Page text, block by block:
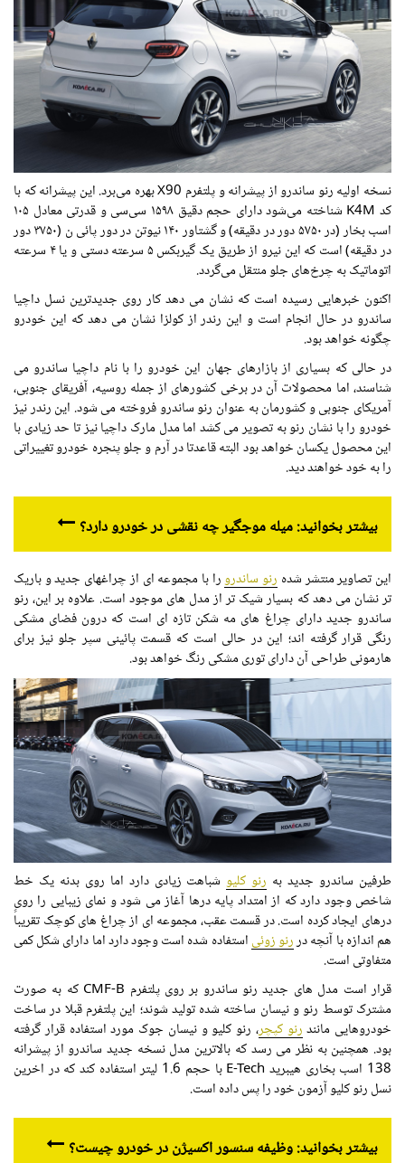
نسخه اولیه رنو ساندرو از پیشرانه و پلتفرم X90 بهره می‌برد. این پیشرانه که با
کد K4M شناخته می‌شود دارای حجم دقیق ۱۵۹۸ سی‌سی و قدرتی معادل ۱۰۵
اسب بخار (در ۵۷۵۰ دور در دقیقه) و گشتاور ۱۴۰ نیوتن در دور پائی ن (۳۷۵۰ دور
در دقیقه) است که این نیرو از طریق یک گیربکس ۵ سرعته دستی و یا ۴ سرعته
اتوماتیک به چرخ‌های جلو منتقل می‌گردد.
اکنون خبرهایی رسیده است که نشان می دهد کار روی جدیدترین نسل داچیا
ساندرو در حال انجام است و این رندر از کولزا نشان می دهد که این خودرو
چگونه خواهد بود.
در حالی که بسیاری از بازارهای جهان این خودرو را با نام داچیا ساندرو می
شناسند، اما محصولات آن در برخی کشورهای از جمله روسیه، آفریقای جنوبی،
آمریکای جنوبی و کشورمان به عنوان رنو ساندرو فروخته می شود. این رندر نیز
خودرو را با نشان رنو به تصویر می کشد اما مدل مارک داچیا نیز تا حد زیادی با
این محصول یکسان خواهد بود البته قاعدتا در آرم و جلو پنجره خودرو تغییراتی
را به خود خواهند دید.
بیشتر بخوانید: میله موجگیر چه نقشی در خودرو دارد؟
این تصاویر منتشر شده رنو ساندرورا با مجموعه ای از چراغهای جدید و باریک
تر نشان می دهد که بسیار شیک تر از مدل های موجود است. علاوه بر این، رنو
ساندرو جدید دارای چراغ های مه شکن تازه ای است که درون فضای مشکی
رنگی قرار گرفته اند؛ این در حالی است که قسمت پائینی سپر جلو نیز برای
هارمونی طراحی آن دارای توری مشکی رنگ خواهد بود.
طرفین ساندرو جدید به رنو کلیوشباهت زیادی دارد اما روی بدنه یک خط
شاخص وجود دارد که از امتداد پایه درها آغاز می شود و نمای زیبایی را روی
درهای ایجاد کرده است. در قسمت عقب، مجموعه ای از چراغ های کوچک تقریباً
هم اندازه با آنچه دررنو زوئیاستفاده شده است وجود دارد اما دارای شکل کمی
متفاوتی است.
قرار است مدل های جدید رنو ساندرو بر روی پلتفرم CMF-B که به صورت
مشترک توسط رنو و نیسان ساخته شده تولید شوند؛ این پلتفرم قبلا در ساخت
خودروهایی مانندرنو کپچر، رنو کلیو و نیسان جوک مورد استفاده قرار گرفته
بود. همچنین به نظر می رسد که بالاترین مدل نسخه جدید ساندرو از پیشرانه
138 اسب بخاری هیبرید E-Tech با حجم 1.6 لیتر استفاده کند که در اخرین
نسل رنو کلیو آزمون خود را پس داده است.
بیشتر بخوانید: وظیفه سنسور اکسیژن در خودرو چیست؟